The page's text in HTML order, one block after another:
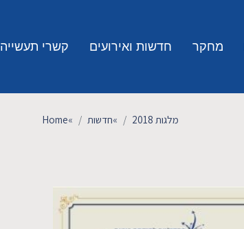
מחקר חדשות ואירועים קשרי תעשייה
Home» חדשות» מלגות 2018